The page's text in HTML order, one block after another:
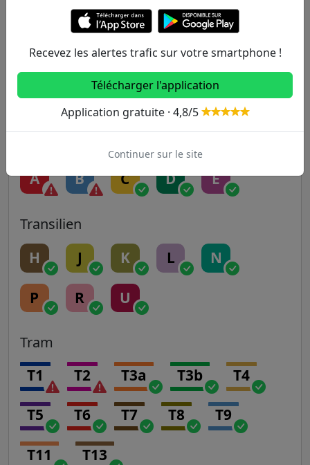
6 7 7B 8
9 10 11 12 13
14
A B C D E
Transilien
H J K L N
P R U
Tram
T1 T2 T3a T3b T4
T5 T6 T7 T8 T9
T11 T13
Recevez les alertes trafic sur votre smartphone !
Télécharger l'application
Application gratuite · 4,8/5
Continuer sur le site